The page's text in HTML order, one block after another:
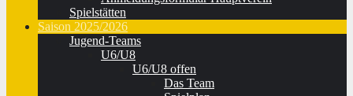
Spielstätten
Saison 2025/2026
Jugend-Teams
U6/U8
U6/U8 offen
Das Team